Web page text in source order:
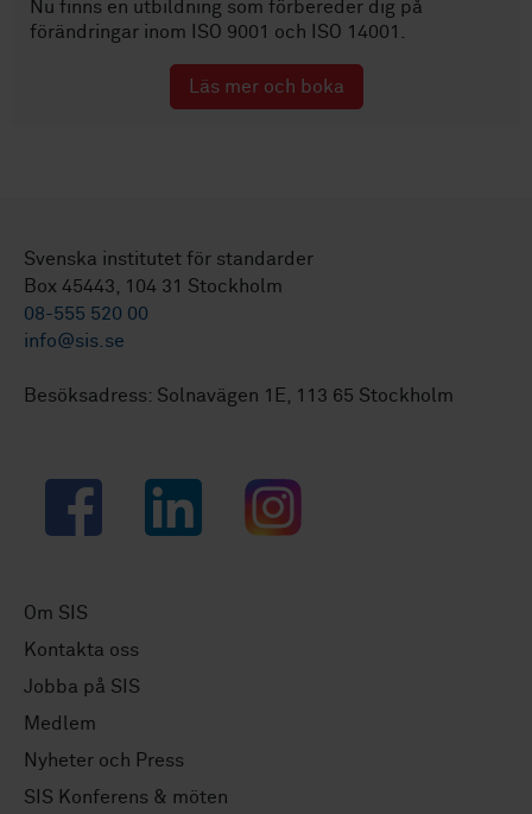
Nu finns en utbildning som förbereder dig på
förändringar inom
ISO 9001 och ISO 14001.
Läs mer och boka
Svenska institutet för standarder
Box 45443, 104 31 Stockholm
08-555 520 00
info@sis.se
Besöksadress: Solnavägen 1E, 113 65 Stockholm
Facebook LinkedIn Instagram
Om SIS
Kontakta oss
Jobba på SIS
Medlem
Nyheter och Press
SIS Konferens & möten